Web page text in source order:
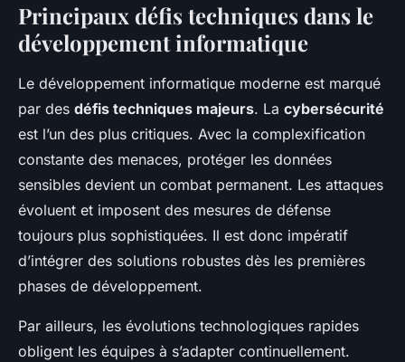
Principaux défis techniques dans le
développement informatique
Le développement informatique moderne est marqué
par des défis techniques majeurs. La cybersécurité
est l’un des plus critiques. Avec la complexification
constante des menaces, protéger les données
sensibles devient un combat permanent. Les attaques
évoluent et imposent des mesures de défense
toujours plus sophistiquées. Il est donc impératif
d’intégrer des solutions robustes dès les premières
phases de développement.
Par ailleurs, les évolutions technologiques rapides
obligent les équipes à s’adapter continuellement.